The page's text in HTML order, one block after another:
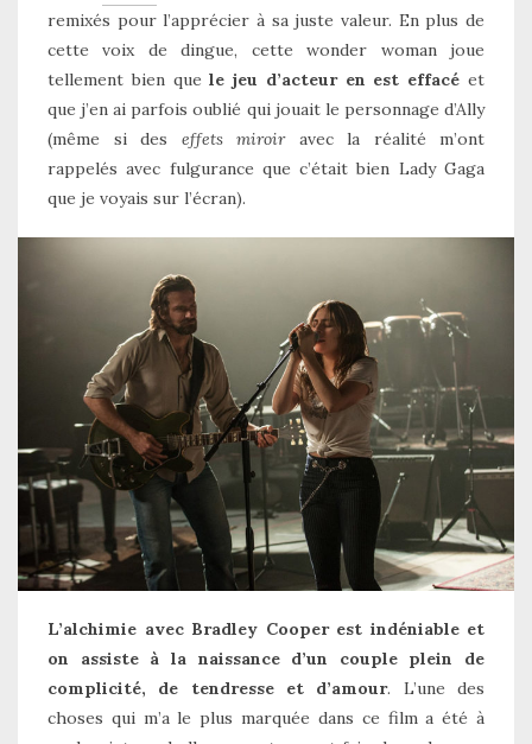
remixés pour l’apprécier à sa juste valeur. En plus de
cette voix de dingue, cette wonder woman joue
tellement bien quele jeu d’acteur en est effacé et
que j’en ai parfois oublié qui jouait le personnage d’Ally
(même si des effets miroiravec la réalité m’ont
rappelés avec fulgurance que c’était bien Lady Gaga
que je voyais sur l’écran).
L’alchimie avec Bradley Cooper est indéniable et
on assiste à la naissance d’un couple plein de
complicité, de tendresse et d’amour. L’une des
choses qui m’a le plus marquée dans ce film a été à